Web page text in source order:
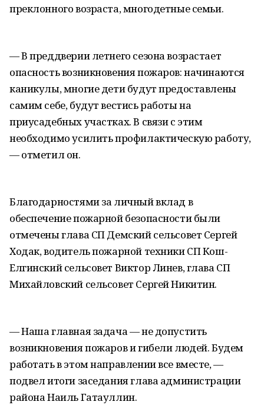
преклонного возраста, многодетные семьи.
— В преддверии летнего сезона возрастает
опасность возникновения пожаров: начинаются
каникулы, многие дети будут предоставлены
самим себе, будут вестись работы на
приусадебных участках. В связи с этим
необходимо усилить профилактическую работу,
— отметил он.
Благодарностями за личный вклад в
обеспечение пожарной безопасности были
отмечены глава СП Демский сельсовет Сергей
Ходак, водитель пожарной техники СП Кош-
Елгинский сельсовет Виктор Линев, глава СП
Михайловский сельсовет Сергей Никитин.
— Наша главная задача — не допустить
возникновения пожаров и гибели людей. Будем
работать в этом направлении все вместе, —
подвел итоги заседания глава администрации
района Наиль Гатауллин.